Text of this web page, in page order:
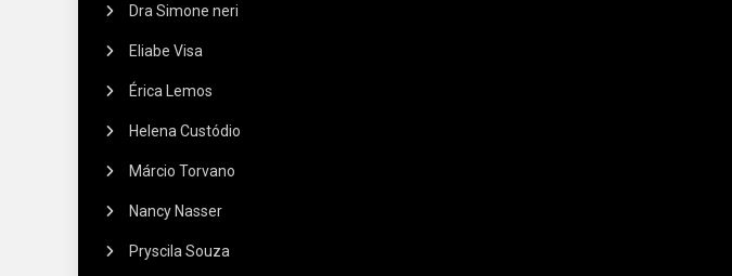
Dra Simone neri
Eliabe Visa
Érica Lemos
Helena Custódio
Márcio Torvano
Nancy Nasser
Pryscila Souza